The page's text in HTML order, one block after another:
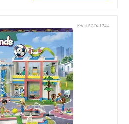
Kód:LEGO41744